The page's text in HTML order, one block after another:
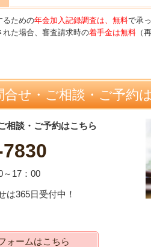
るための年金加入記録調査は、無料で承
た場合、審査請求時の着手金は無料 （
合せ・ご相談・ご予約
相談・ご予約はこちら
17：00
は365日受付中！
ォームはこちら